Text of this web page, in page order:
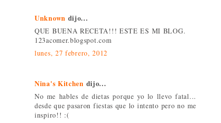
Unknown dijo...
QUE BUENA RECETA!!! ESTE ES MI BLOG.
123acomer.blogspot.com
lunes, 27 febrero, 2012
Nina's Kitchen dijo...
No me hables de dietas porque yo lo llevo fatal...
desde que pasaron fiestas que lo intento pero no me
inspiro!! :(